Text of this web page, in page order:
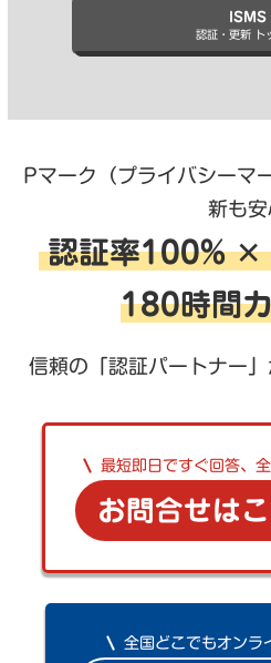
ISMS
認証・更新 ト
Pマーク（プライバシーマ
新も
認証率100% ✕
180時間
信頼の「認証パートナー」
最短即日ですぐ回答、
お問合せは
全国どこでもオンラ